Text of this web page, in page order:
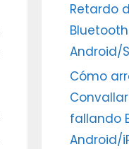
Retardo
Bluetooth
Android/
Cómo
fallando
Android/